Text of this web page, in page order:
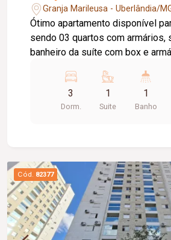
Granja Marileusa - Uberlândia/
Ótimo apartamento disponível
sendo 03 quartos com armários,
banheiro da suíte com box e
condicionado, cozinha com
coocktop, sugar, bancada em
serviço com armário, banheiro
3
Dorm.
1
Suite
1
Banho
Cód. 82377